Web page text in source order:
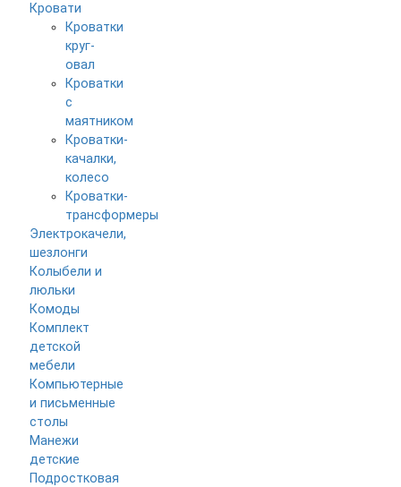
Кровати
Кроватки
круг-
овал
Кроватки
с
маятником
Кроватки-
качалки,
колесо
Кроватки-
трансформеры
Электрокачели,
шезлонги
Колыбели и
люльки
Комоды
Комплект
детской
мебели
Компьютерные
и письменные
столы
Манежи
детские
Подростковая